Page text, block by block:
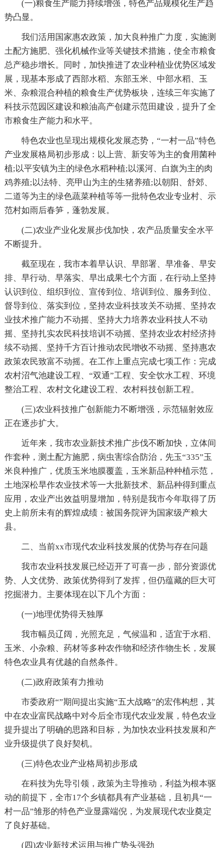
(一)粮食生产能力持续增强，特色产品规模化生产趋
势凸显。
我们活用国家惠农政策，加大良种推广力度，实施测
土配方施肥、强化机械作业等关键技术措施，使全市粮食
总产稳步增长。同时，加快推进了农业种植业优势区域发
展，现基本形成了西部水稻、东部玉米、中部水稻、玉
米、杂粮混合种植的粮食生产优势板块，连续三年实施了
科技示范园区建设和粮油高产创建示范田建设，提升了全
市粮食生产能力和水平。
特色农业也呈现出规模化发展态势，“一村一品”特色
产业发展格局初步形成：以上营、新安等为主的食用菌种
植;以平安镇为主的绿色水稻种植;以溪河、白旗为主的肉
鸡养殖;以法特、亮甲山为主的生猪养殖;以朝阳、舒郊、
二道等为主的绿色蔬菜种植等等一批特色农业专业村、示
范村如雨后春笋，蓬勃发展。
(二)农业产业化发展步伐加快，农产品质量安全水平
不断提升。
截至现在，我市本着早认识、早部署、早准备、早安
排、早行动、早落实、早出成果七个方面，在行动上坚持
认识到位、组织到位、宣传到位、培训到位、服务到位、
督导到位、落实到位，坚持农业科技攻关不动摇、坚持农
业技术推广能力不动摇、坚持大力培养农业科技人不动
摇、坚持扎实农民科技培训不动摇、坚持农业农村经济持
续不动摇、坚持千方百计推动农民增收不动摇、坚持惠农
政策农民致富不动摇。在工作上重点完成七项工作：完成
农村沼气池建设工程、“双通”工程、安全饮水工程、环境
整治工程、农村文化建设工程、农村科技创新工程。
(三)农业科技推广创新能力不断增强，示范辐射效应
正在逐步扩大。
近年来，我市农业新技术推广步伐不断加快，立体间
作套种，测土配方施肥，病虫害综合防治，先玉“335”玉
米良种推广，优质玉米地膜覆盖，玉米新品种种植示范，
土地深松旱作农业技术等一大批新技术、新品种得到重点
应用，农业产出效益明显增加，特别是我市今年取得了历
史上前所未有的辉煌成绩：被国务院评为国家级产粮大
县。
二、当前xx市现代农业科技发展的优势与存在问题
我市农业科技发展已经迈开了可喜一步，部分资源优
势、人文优势、政策优势得到了发挥，但仍蕴藏的巨大可
挖掘潜力。主要体现在以下几个方面：
(一)地理优势得天独厚
我市幅员辽阔，光照充足，气候温和，适宜于水稻、
玉米、小杂粮、药材等多种农作物和经济作物生长，发展
特色农业具有优越的自然条件。
(二)政府政策有力推动
市委政府“”期间提出实施“五大战略”的宏伟构想，其
中在农业富民战略中对今后全市现代农业发展，特色农业
提升提出了明确的思路和目标，为加快农业科技发展和产
业升级提供了良好契机。
(三)特色农业产业格局初步形成
在科技为先导引领，政策为主导推动，利益为根本驱
动的前提下，全市17个乡镇都具有产业基础，且初具“一
村一品”雏形的特色产业显露端倪，为发展现代农业奠定
了良好基础。
(四)农业新技术运用与推广势头强劲